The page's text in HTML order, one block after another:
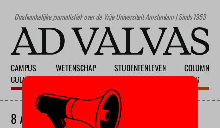
Onafhankelijke journalistiek over de Vrije Universiteit Amsterdam | Sinds 1953
CAMPUS
CULTUUR
WETENSCHAP
STUDENTENLEVEN
COLUMN
BLOG
8 AUGUSTUS 2026